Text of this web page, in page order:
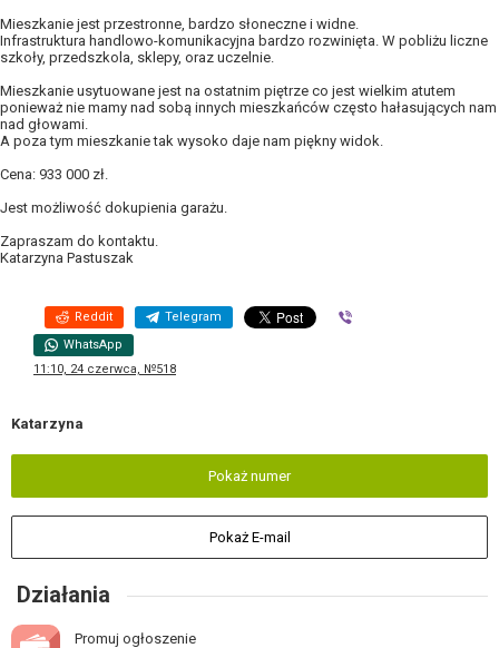
Mieszkanie jest przestronne, bardzo słoneczne i widne.
Infrastruktura handlowo-komunikacyjna bardzo rozwinięta. W pobliżu liczne
szkoły, przedszkola, sklepy, oraz uczelnie.
Mieszkanie usytuowane jest na ostatnim piętrze co jest wielkim atutem
ponieważ nie mamy nad sobą innych mieszkańców często hałasujących nam
nad głowami.
A poza tym mieszkanie tak wysoko daje nam piękny widok.
Cena: 933 000 zł.
Jest możliwość dokupienia garażu.
Zapraszam do kontaktu.
Katarzyna Pastuszak
Reddit Telegram
WhatsApp
11:10, 24 czerwca, №518
Katarzyna
Pokaż numer
Pokaż E-mail
Działania
Promuj ogłoszenie